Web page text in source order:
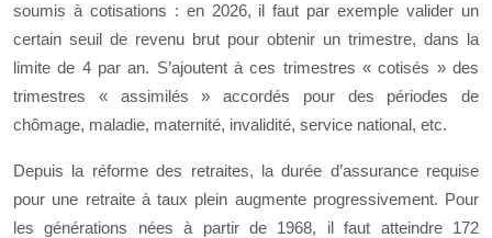
soumis à cotisations : en 2026, il faut par exemple valider un
certain seuil de revenu brut pour obtenir un trimestre, dans la
limite de 4 par an. S’ajoutent à ces trimestres « cotisés » des
trimestres « assimilés » accordés pour des périodes de
chômage, maladie, maternité, invalidité, service national, etc.
Depuis la réforme des retraites, la durée d’assurance requise
pour une retraite à taux plein augmente progressivement. Pour
les générations nées à partir de 1968, il faut atteindre 172